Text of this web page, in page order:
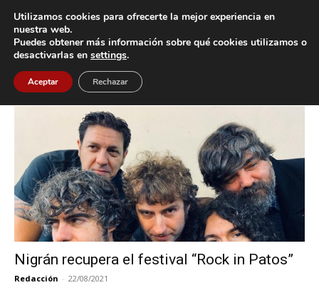
Inicio Etiquetas Rock in Patos
Etiqueta: Rock in Patos
Nigrán recupera el festival “Rock in Patos”
Redacción - 22/08/2021
Utilizamos cookies para ofrecerte la mejor experiencia en
nuestra web.
Puedes obtener más información sobre qué cookies utilizamos o
desactivarlas en settings.
Aceptar Rechazar